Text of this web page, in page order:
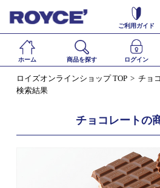
ご利用ガイド
ホーム 商品を探す ログイン
ロイズオンラインショップ TOP
チョ
検索結果
チョコレートの